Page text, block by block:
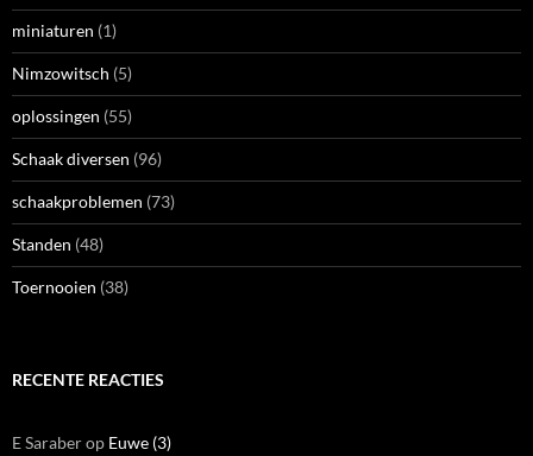
miniaturen (1)
Nimzowitsch (5)
oplossingen (55)
Schaak diversen (96)
schaakproblemen (73)
Standen (48)
Toernooien (38)
RECENTE REACTIES
E Saraberop Euwe (3)